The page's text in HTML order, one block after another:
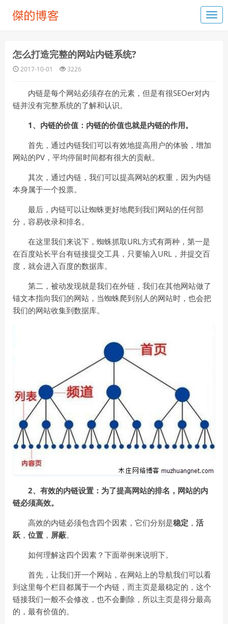
怎么打造完整的网站内链系统?
2017-10-01 3226
内链是每个网站必须存在的元素，但是有很SEOer对内
链并没有完整系统的了解和认识。
1、内链的价值：内链的价值也就是内链的作用。
首先，通过内链我们可以有效地提高用户的体验，增加
网站的PV，平均停留时间都有很大的贡献。
其次，通过内链，我们可以提高网站的权重，因为内链
本身属于一个投票。
最后，内链可以让蜘蛛更好地爬到我们网站的任何部
分，容易收录和排名。
在这里我们来说下，蜘蛛抓取URL方式有两种，第一是
在百度站长平台有链接提交工具，只要输入URL，并提交百
度，就会进入百度的数据库。
第二，被动发现就是我们在外链，我们在其他网站做了
锚文本指向我们的网站，当蜘蛛爬到别人的网站时，也会把
我们的网站收集到数据库。
2、有效的内链设置：为了提高网站的排名，网站的内
链必须高效。
高效的内链必须包含四个因素，它们分别是稳定 ， 活
跃 ， 位置 ， 屏蔽。
如何理解这四个因素？下面举例来说明下。
首先，让我们开一个网站，在网站上的导航我们可以看
到这里每个栏目都属于一个内链，而主页是最稳定的，这个
链接我们一般不会修改，也不会删除，所以主页是得分最高
的，最有价值的。